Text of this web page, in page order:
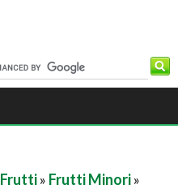
Frutti» Frutti Minori»